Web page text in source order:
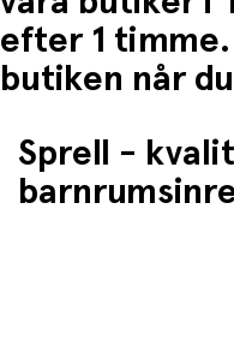
efter 1
butiken når
Sprell -